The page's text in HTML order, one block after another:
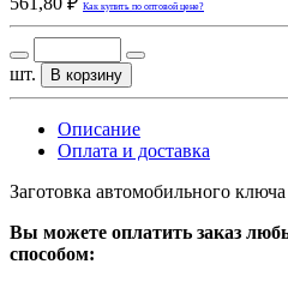
Как купить по оптовой цене?
шт. В корзину
Описание
Оплата и доставка
Заготовка автомобильного
Вы можете оплатить заказ
способом: